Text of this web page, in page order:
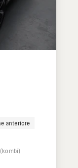
anteriore